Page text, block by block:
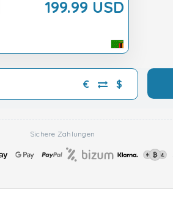
199.99 USD
€ $
Sichere Zahlungen